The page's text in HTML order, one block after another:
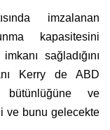
imzalanan
kapasitesini
sağladığını
Kerry de ABD
bütünlüğüne ve
ve bunu gelecekte